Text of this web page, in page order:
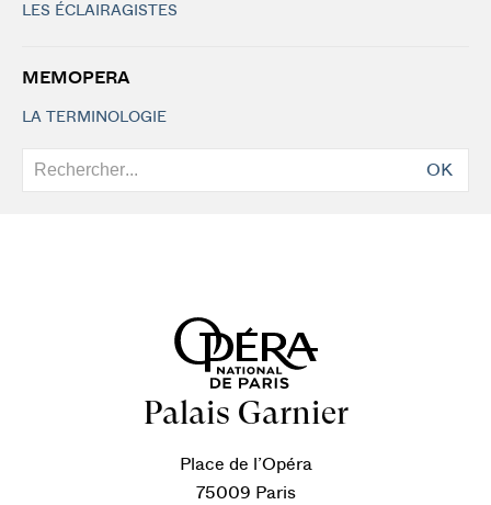
LES ÉCLAIRAGISTES
MEMOPERA
LA TERMINOLOGIE
OK
Palais Garnier
Place de l’Opéra
75009 Paris